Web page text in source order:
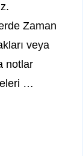
Zaman
veya
notlar
…